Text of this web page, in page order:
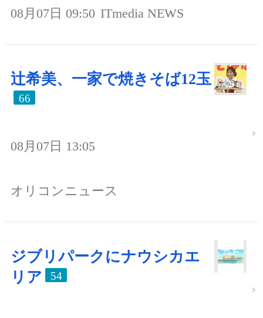
08月07日 09:50 ITmedia NEWS
辻希美、一家で焼きそば12玉
66
08月07日 13:05
オリコンニュース
ジブリパークにナウシカエ
リア
54